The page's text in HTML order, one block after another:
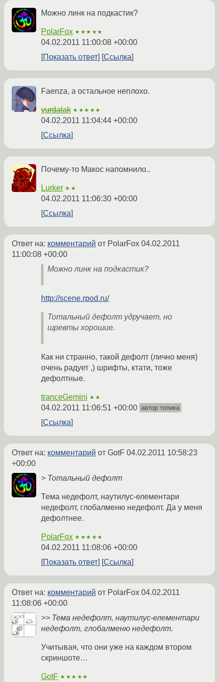
Можно линк на подкастик?
PolarFox ★★★★★
04.02.2011 11:00:08 +00:00
Показать ответ
Ссылка
Faenza, а остальное неплохо.
vurdalak ★★★★★
04.02.2011 11:04:44 +00:00
Ссылка
Почему-то Макос напомнило..
Lurker ★★
04.02.2011 11:06:30 +00:00
Ссылка
Ответ на: комментарий от PolarFox 04.02.2011
11:00:08 +00:00
Можно линк на подкастик?
http://scene.rpod.ru/
Тотальный дефолт удручает, но
шревты хорошие.
Как ни странно, такой дефолт (лично меня)
очень радует ,) шрифты, ктати, тоже
дефолтные.
tranceGemini ★★
04.02.2011 11:06:51 +00:00 автор топика
Ссылка
Ответ на: комментарий от GotF 04.02.2011 10:58:23
+00:00
> Тотальный дефолт
Тема недефолт, наутилус-елементари
недефолт, глобалменю недефолт. Да у меня
дефолтнее.
PolarFox ★★★★★
04.02.2011 11:08:06 +00:00
Показать ответ
Ссылка
Ответ на: комментарий от PolarFox 04.02.2011
11:08:06 +00:00
>> Тема недефолт, наутилус-елементари
недефолт, глобалменю недефолт.
Учитывая, что они уже на каждом втором
скриншоте…
GotF ★★★★★